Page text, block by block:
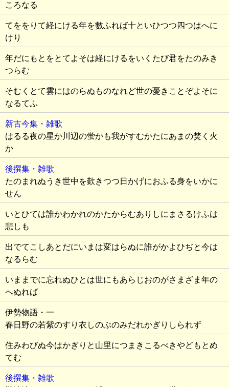
ころなる
てををりて経にける年を數ふれば十といひつつ四つはへに
けり
年だにもとをとてよそは経にけるをいくたび君をたのみき
つらむ
そむくとて雲にはのらぬものなれど世の憂きことぞよそに
なるてふ
新古今集・雑歌
はるる夜の星か川辺の蛍かも我がすむかたにあまの焚く火
か
後撰集・雑歌
たのまれぬうき世中を歎きつつ日かげにおふる身をいかに
せん
いとひては誰かわかれのかたからむありしにまさるけふは
悲しも
出でてこしあとだにいまは変はらぬに誰がかよひぢと今は
なるらむ
いままでに忘れぬひとは世にもあらじおのがさまざま年の
へぬれば
伊勢物語・一
春日野の若紫のすり衣しのぶのみだれかぎりしられず
住みわびぬ今はかぎりと山里につまきこるべきやどもとめ
てむ
後撰集・雑歌